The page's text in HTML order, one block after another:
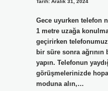
Tarih: Aralık 31, 2024
Gece uyurken telefon
1 metre uzağa
geçirirken
bir süre sonra
yapın. Telefonun
görüşmelerinizde
moduna alın,…